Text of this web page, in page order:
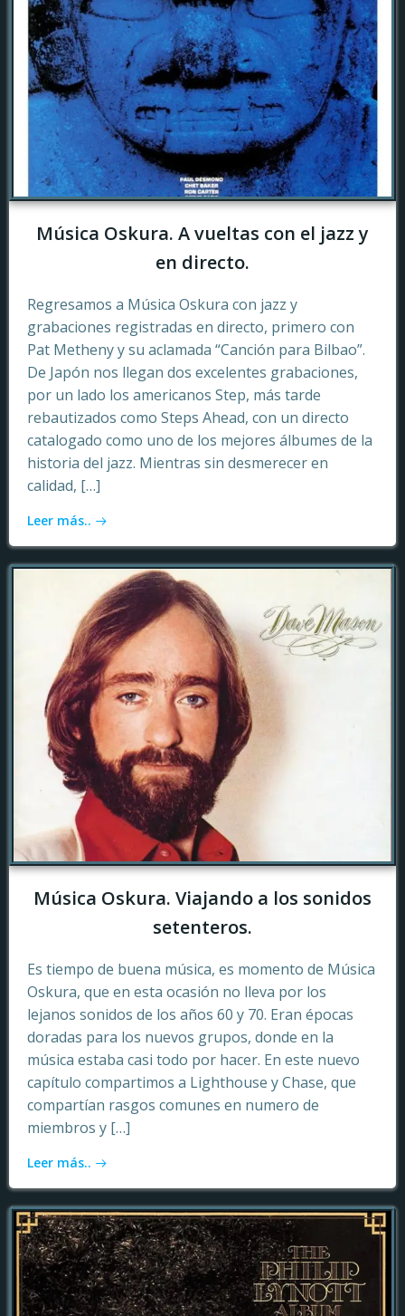
Música Oskura. A vueltas con el jazz y
en directo.
Regresamos a Música Oskura con jazz y
grabaciones registradas en directo, primero con
Pat Metheny y su aclamada “Canción para Bilbao”.
De Japón nos llegan dos excelentes grabaciones,
por un lado los americanos Step, más tarde
rebautizados como Steps Ahead, con un directo
catalogado como uno de los mejores álbumes de la
historia del jazz. Mientras sin desmerecer en
calidad, […]
Leer más..
Música Oskura. Viajando a los sonidos
setenteros.
Es tiempo de buena música, es momento de Música
Oskura, que en esta ocasión no lleva por los
lejanos sonidos de los años 60 y 70. Eran épocas
doradas para los nuevos grupos, donde en la
música estaba casi todo por hacer. En este nuevo
capítulo compartimos a Lighthouse y Chase, que
compartían rasgos comunes en numero de
miembros y […]
Leer más..